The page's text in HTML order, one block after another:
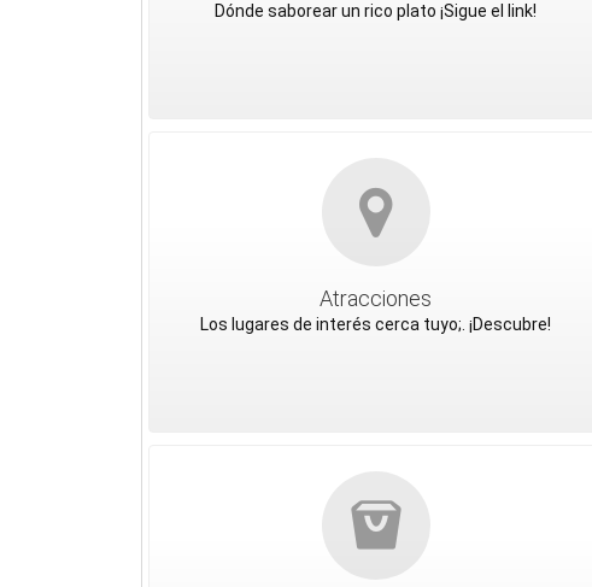
Dónde saborear un rico plato ¡Sigue el link!
Atracciones
Los lugares de interés cerca tuyo;. ¡Descubre!